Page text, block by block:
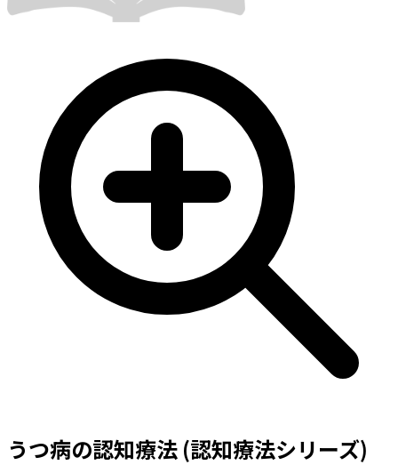
うつ病の認知療法 (認知療法シリーズ)